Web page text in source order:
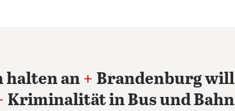
halten an + Brandenburg will
Kriminalität in Bus und Bahn